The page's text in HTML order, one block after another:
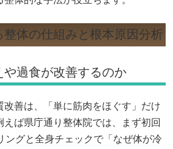
体の仕組みと根本原因分析
や過食が改善するのか
改善は、「単に筋肉をほぐす」だけ
えば県庁通り整体院では、まず初回
ングと全身チェックで「なぜ体が冷